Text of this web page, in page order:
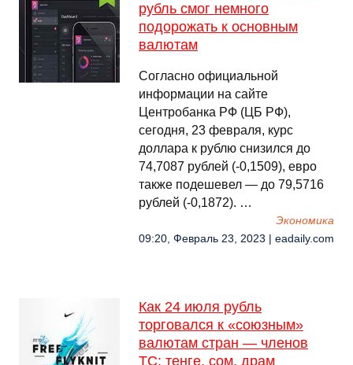
рубль смог немного
подорожать к основным
валютам
Согласно официальной
информации на сайте
Центробанка РФ (ЦБ РФ),
сегодня, 23 февраля, курс
доллара к рублю снизился до
74,7087 рублей (-0,1509), евро
также подешевел — до 79,5716
рублей (-0,1872). …
Экономика
09:20, Февраль 23, 2023 | eadaily.com
Как 24 июля рубль
торговался к «союзным»
валютам стран — членов
ТС: тенге, сом, драм